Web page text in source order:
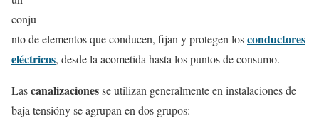
conju
nto de elementos que conducen, fijan y protegen losconductores
eléctricos, desde la acometida hasta los puntos de consumo.
Lascanalizacionesse utilizan generalmente en instalaciones de
baja tensióny se agrupan en dos grupos: